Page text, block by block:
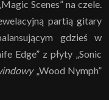
Scenes” na czele.
partią gitary
gdzieś w
Edge” z płyty „Sonic
„Wood Nymph”